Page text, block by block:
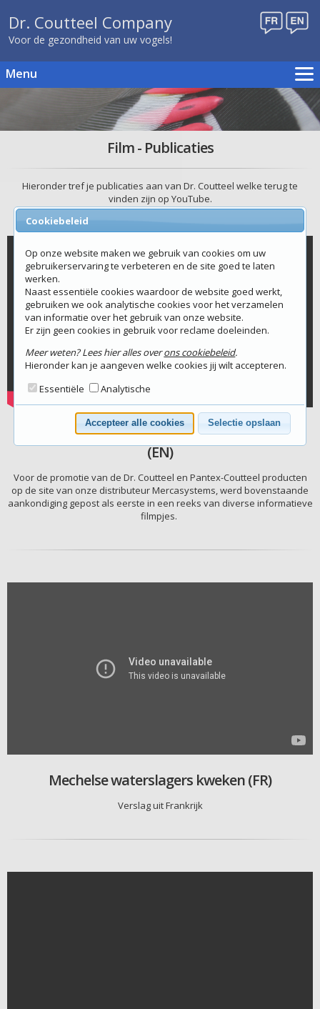
Dr. Coutteel Company
Voor de gezondheid van uw vogels!
Menu
Kweekschema's
Evenementen
Contact
Film - Publicaties
Hieronder tref je publicaties aan van Dr. Coutteel welke terug te
vinden zijn op YouTube.
Cooperation Mercasystems and Dr. Coutteel
(EN)
Voor de promotie van de Dr. Coutteel en Pantex-Coutteel producten
op de site van onze distributeur Mercasystems, werd bovenstaande
aankondiging gepost als eerste in een reeks van diverse informatieve
filmpjes.
Mechelse waterslagers kweken (FR)
Verslag uit Frankrijk
Cookiebeleid
Op onze website maken we gebruik van cookies om uw
gebruikerservaring te verbeteren en de site goed te laten
werken.
Naast essentiële cookies waardoor de website goed werkt,
gebruiken we ook analytische cookies voor het verzamelen
van informatie over het gebruik van onze website.
Er zijn geen cookies in gebruik voor reclame doeleinden.
Meer weten? Lees hier alles overons cookiebeleid.
Hieronder kan je aangeven welke cookies jij wilt accepteren.
Essentiële
Analytische
Accepteer alle cookies Selectie opslaan